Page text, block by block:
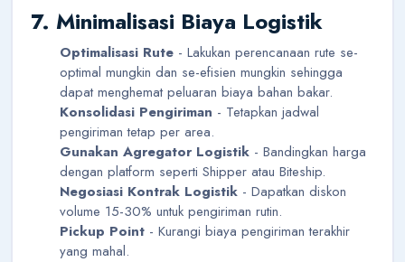
7. Minimalisasi Biaya Logistik
Optimalisasi Rute - Lakukan perencanaan rute se-
optimal mungkin dan se-efisien mungkin sehingga
dapat menghemat peluaran biaya bahan bakar.
Konsolidasi Pengiriman - Tetapkan jadwal
pengiriman tetap per area.
Gunakan Agregator Logistik - Bandingkan harga
dengan platform seperti Shipper atau Biteship.
Negosiasi Kontrak Logistik - Dapatkan diskon
volume 15-30% untuk pengiriman rutin.
Pickup Point - Kurangi biaya pengiriman terakhir
yang mahal.